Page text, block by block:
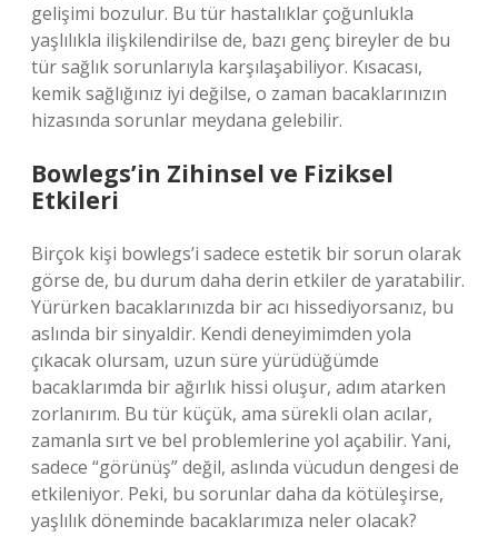
gelişimi bozulur. Bu tür hastalıklar çoğunlukla
yaşlılıkla ilişkilendirilse de, bazı genç bireyler de bu
tür sağlık sorunlarıyla karşılaşabiliyor. Kısacası,
kemik sağlığınız iyi değilse, o zaman bacaklarınızın
hizasında sorunlar meydana gelebilir.
Bowlegs’in Zihinsel ve Fiziksel
Etkileri
Birçok kişi bowlegs’i sadece estetik bir sorun olarak
görse de, bu durum daha derin etkiler de yaratabilir.
Yürürken bacaklarınızda bir acı hissediyorsanız, bu
aslında bir sinyaldir. Kendi deneyimimden yola
çıkacak olursam, uzun süre yürüdüğümde
bacaklarımda bir ağırlık hissi oluşur, adım atarken
zorlanırım. Bu tür küçük, ama sürekli olan acılar,
zamanla sırt ve bel problemlerine yol açabilir. Yani,
sadece “görünüş” değil, aslında vücudun dengesi de
etkileniyor. Peki, bu sorunlar daha da kötüleşirse,
yaşlılık döneminde bacaklarımıza neler olacak?